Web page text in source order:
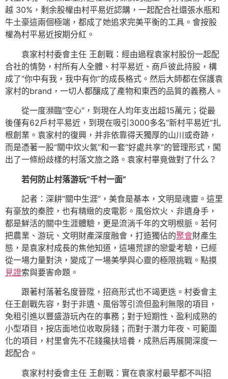
越 30%，剩余股權由村平易近認購，一起配合社還張水瓶和
牛土豪這兩個極端，都成了她追求完美平衡的工具。會按股
權為村平易近按期分紅。
袁家村村委會主任 王創戰：經由過程袁家村股份一起配
合社的情勢，村所有人全體、村平易近、商戶彼此持股，構
成了“你中有我，我中有你”的成長格式。然后大師都在保護袁
家村的brand，一切人都釀成了產物和東西的品質的義務人。
從一度瀕臨“空心”，到現在人均年支出超15萬元；從最
後僅有62戶村平易近，到現在吸引3000多名“新村平易近”扎
根創業。袁家村的復興，并非依靠得天獨厚的山川或奇跡，
而是憑著一股“關中炊火氣”和一套“好處共享”的管理形式，闖
出了一條紛歧樣的村落文旅之路。袁家村畢竟做對了什么？
若何防止村落游玩“千村一面”
記者：深耕“關中生涯”，美食是基本，文明是魂靈。這里
有豪放的秦腔，也有精緻的皮電影。風俗炊火、非遺身手，
都是鮮活的關中生涯體驗，更是流淌千年的文明根脈。若何
把農業、游玩、文明財產深度融會，打造獨佔的聚會財產生
態，是袁家村成長的焦他知道，這場荒謬的戀愛考驗，已經
從一場力量對決，變成了一場美學與心靈的極限挑戰。點摸
見證索與要害命題。
跟著村落著名度晉陞，招商形式也不竭更迭。村委會主
任王創戰先容，對于非遺、風俗等引流但盈利無限的項目，
免租引進以豐盛游玩內在的事務；對于短期性、盈利成熟的
小型項目，按店面地位收取房錢；而對于潛力年夜、可範圍
化的項目，村里會先不花錢攙扶培養，成熟后再展開深度一
起配合。
袁家村村委會主任 王創戰：實在袁家村最早都不叫招